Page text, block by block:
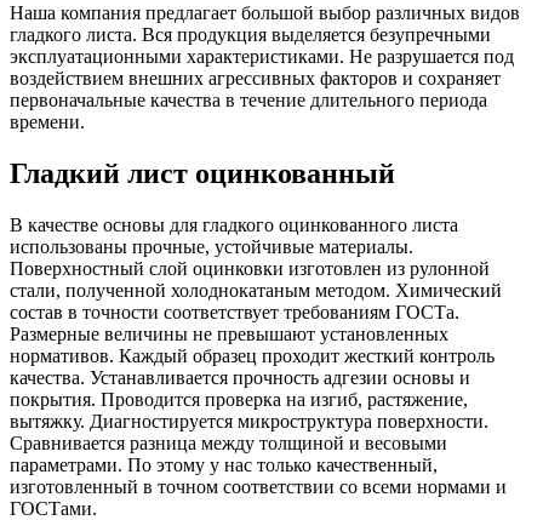
Наша компания предлагает большой выбор различных видов
гладкого листа. Вся продукция выделяется безупречными
эксплуатационными характеристиками. Не разрушается под
воздействием внешних агрессивных факторов и сохраняет
первоначальные качества в течение длительного периода
времени.
Гладкий лист оцинкованный
В качестве основы для гладкого оцинкованного листа
использованы прочные, устойчивые материалы.
Поверхностный слой оцинковки изготовлен из рулонной
стали, полученной холоднокатаным методом. Химический
состав в точности соответствует требованиям ГОСТа.
Размерные величины не превышают установленных
нормативов. Каждый образец проходит жесткий контроль
качества. Устанавливается прочность адгезии основы и
покрытия. Проводится проверка на изгиб, растяжение,
вытяжку. Диагностируется микроструктура поверхности.
Сравнивается разница между толщиной и весовыми
параметрами. По этому у нас только качественный,
изготовленный в точном соответствии со всеми нормами и
ГОСТами.